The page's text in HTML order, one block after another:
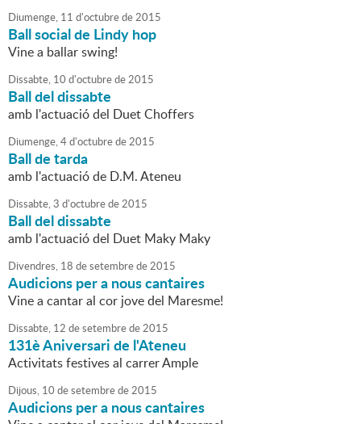
Diumenge, 11 d'octubrede2015
Ball social de Lindy hop
Vine a ballar swing!
Dissabte, 10 d'octubrede2015
Ball del dissabte
amb l'actuació del Duet Choffers
Diumenge,4d'octubrede2015
Ball de tarda
amb l'actuació de D.M. Ateneu
Dissabte,3 d'octubrede2015
Ball del dissabte
amb l'actuació del Duet Maky Maky
Divendres, 18 desetembrede2015
Audicions per a nous cantaires
Vine a cantar al cor jove del Maresme!
Dissabte, 12 desetembrede2015
131è Aniversari de l'Ateneu
Activitats festives al carrer Ample
Dijous, 10 desetembrede2015
Audicions per a nous cantaires